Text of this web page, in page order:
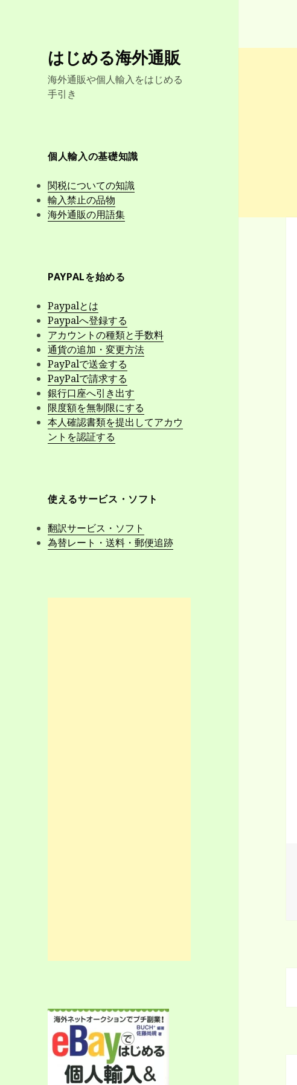
はじめる海外通販
海外通販や個人輸入をはじめる
手引き
個人輸入の基礎知識
関税についての知識
輸入禁止の品物
海外通販の用語集
PAYPALを始める
Paypalとは
Paypalへ登録する
アカウントの種類と手数料
通貨の追加・変更方法
PayPalで送金する
PayPalで請求する
銀行口座へ引き出す
限度額を無制限にする
本人確認書類を提出してアカウ
ントを認証する
使えるサービス・ソフト
翻訳サービス・ソフト
為替レート・送料・郵便追跡
ゲ